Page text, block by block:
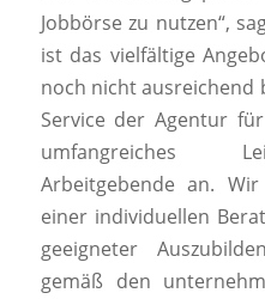
Jobbörse zu nutzen“,
ist das vielfältige
noch nicht ausreichend
Service der Agentur
umfangreiches
Arbeitgebende an.
einer individuellen
geeigneter
gemäß den